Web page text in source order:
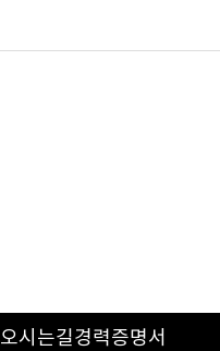
오시는길경력증명서